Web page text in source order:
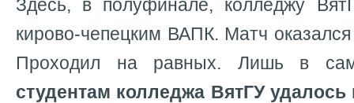
Здесь, в полуфинале, колледжу
кирово-чепецким ВАПК. Матч
Проходил на равных. Лишь в
студентам колледжа ВятГУ